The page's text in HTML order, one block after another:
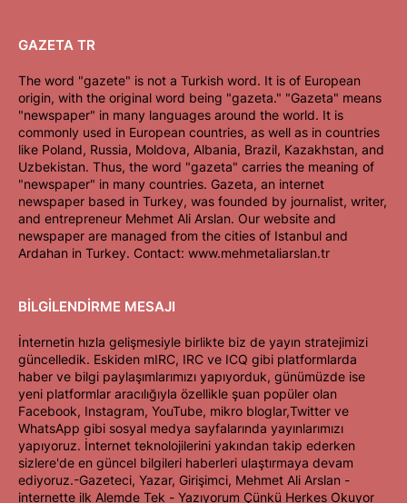
GAZETA TR
The word "gazete" is not a Turkish word. It is of European
origin, with the original word being "gazeta." "Gazeta" means
"newspaper" in many languages around the world. It is
commonly used in European countries, as well as in countries
like Poland, Russia, Moldova, Albania, Brazil, Kazakhstan, and
Uzbekistan. Thus, the word "gazeta" carries the meaning of
"newspaper" in many countries. Gazeta, an internet
newspaper based in Turkey, was founded by journalist, writer,
and entrepreneur Mehmet Ali Arslan. Our website and
newspaper are managed from the cities of Istanbul and
Ardahan in Turkey. Contact: www.mehmetaliarslan.tr
BİLGİLENDİRME MESAJI
İnternetin hızla gelişmesiyle birlikte biz de yayın stratejimizi
güncelledik. Eskiden mIRC, IRC ve ICQ gibi platformlarda
haber ve bilgi paylaşımlarımızı yapıyorduk, günümüzde ise
yeni platformlar aracılığıyla özellikle şuan popüler olan
Facebook, Instagram, YouTube, mikro bloglar,Twitter ve
WhatsApp gibi sosyal medya sayfalarında yayınlarımızı
yapıyoruz. İnternet teknolojilerini yakından takip ederken
sizlere'de en güncel bilgileri haberleri ulaştırmaya devam
ediyoruz.-Gazeteci, Yazar, Girişimci, Mehmet Ali Arslan -
internette ilk Alemde Tek - Yazıyorum Çünkü Herkes Okuyor